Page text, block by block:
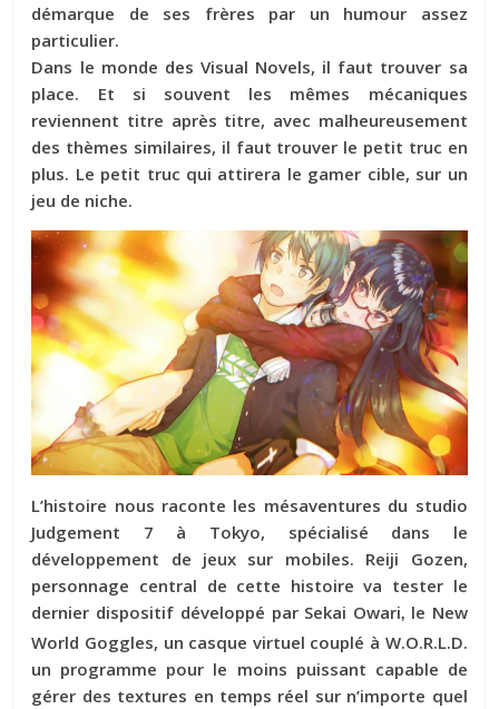
démarque de ses frères par un humour assez
particulier.
Dans le monde des Visual Novels, il faut trouver sa
place. Et si souvent les mêmes mécaniques
reviennent titre après titre, avec malheureusement
des thèmes similaires, il faut trouver le petit truc en
plus. Le petit truc qui attirera le gamer cible, sur un
jeu de niche.
L’histoire nous raconte les mésaventures du studio
Judgement 7 à Tokyo, spécialisé dans le
développement de jeux sur mobiles. Reiji Gozen,
personnage central de cette histoire va tester le
dernier dispositif développé par Sekai Owari, le New
World Goggles, un casque virtuel couplé à W.O.R.L.D.
un programme pour le moins puissant capable de
gérer des textures en temps réel sur n’importe quel